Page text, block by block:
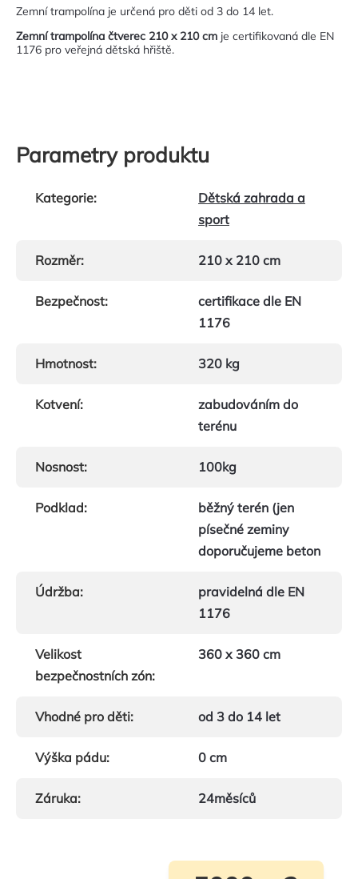
Zemní trampolína je určená pro děti od 3 do 14 let.
Zemní trampolína čtverec 210 x 210 cm je certifikovaná dle EN
1176 pro veřejná dětská hřiště.
Parametry produktu
Kategorie:
Dětská zahrada a
sport
Rozměr: 210 x 210 cm
Bezpečnost:
certifikace dle EN
1176
Hmotnost: 320 kg
Kotvení:
zabudováním do
terénu
Nosnost: 100kg
Podklad:
běžný terén (jen
písečné zeminy
doporučujeme beton
Údržba:
pravidelná dle EN
1176
Velikost
bezpečnostních zón:
360 x 360 cm
Vhodné pro děti: od 3 do 14 let
Výška pádu: 0 cm
Záruka: 24měsíců